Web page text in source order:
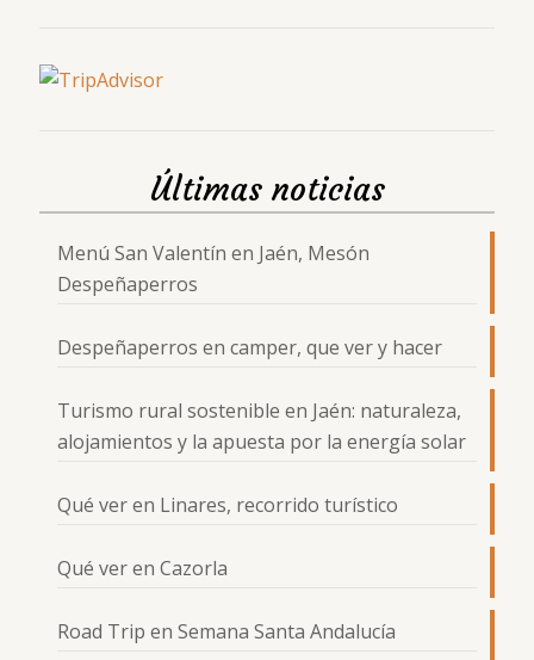
Últimas noticias
Menú San Valentín en Jaén, Mesón
Despeñaperros
Despeñaperros en camper, que ver y hacer
Turismo rural sostenible en Jaén: naturaleza,
alojamientos y la apuesta por la energía solar
Qué ver en Linares, recorrido turístico
Qué ver en Cazorla
Road Trip en Semana Santa Andalucía